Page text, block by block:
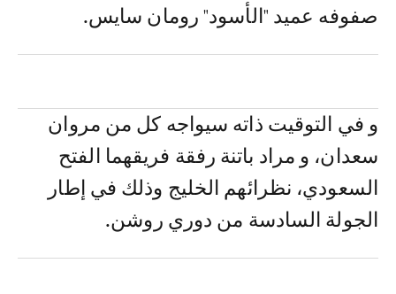
صفوفه عميد "الأسود" رومان سايس.
و في التوقيت ذاته سيواجه كل من مروان
سعدان، و مراد باتنة رفقة فريقهما الفتح
السعودي، نظرائهم الخليج وذلك في إطار
الجولة السادسة من دوري روشن.